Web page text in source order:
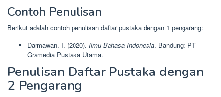
Contoh Penulisan
Berikut adalah contoh penulisan daftar pustaka dengan 1 pengarang:
Darmawan, I. (2020). Ilmu Bahasa Indonesia. Bandung: PT
Gramedia Pustaka Utama.
Penulisan Daftar Pustaka dengan
2 Pengarang